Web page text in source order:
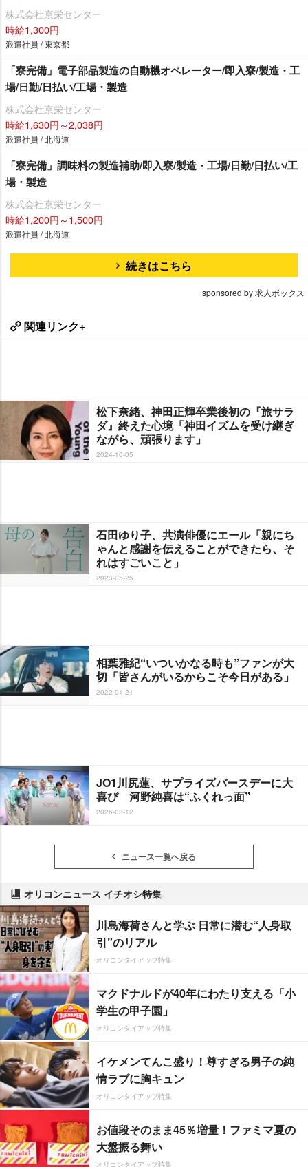
株式会社京栄センター
時給1,300円
派遣社員 / 東京都
「寮完備」電子部品製造の自動機オペレーター/即入寮/製造・工
場/日勤/日払い/工場・製造
株式会社京栄センター
時給1,630円～2,038円
派遣社員 / 北海道
「寮完備」調味料の製造補助/即入寮/製造・工場/日勤/日払い/工
場・製造
株式会社京栄センター
時給1,200円～1,500円
派遣社員 / 北海道
続きはこちら
sponsored by 求人ボックス
関連リンク+
松下奈緒、神田正輝卒業後初の『旅サラ
ダ』終えた心境「神田イズムを受け継ぎ
ながら、頑張ります」
2024-10-05
石田ゆり子、共演俳優にエール「親にち
ゃんと感謝を伝えることができたら、そ
れはすごいこと」
2023-05-25
相葉雅紀“いついかなる時も”ファンが大
切「皆さんがいるからこそ今日がある」
2022-01-21
JO1川尻蓮、サプライズバースデーに大
喜び 河野純喜は“ふくれっ面”
2026-03-12
ニュース一覧へ戻る
オリコンニュース イチオシ特集
川島海荷さんと学ぶ 日常に潜む“人身取
引”のリアル
オリコンタイアップ特集
マクドナルドが40年にわたり支える「小
学生の甲子園」
オリコンタイアップ特集
イケメンてんこ盛り！尊すぎる男子の純
情ラブに胸キュン
オリコンタイアップ特集
お値段そのまま45％増量！ファミマ夏の
大盤振る舞い
オリコンタイアップ特集